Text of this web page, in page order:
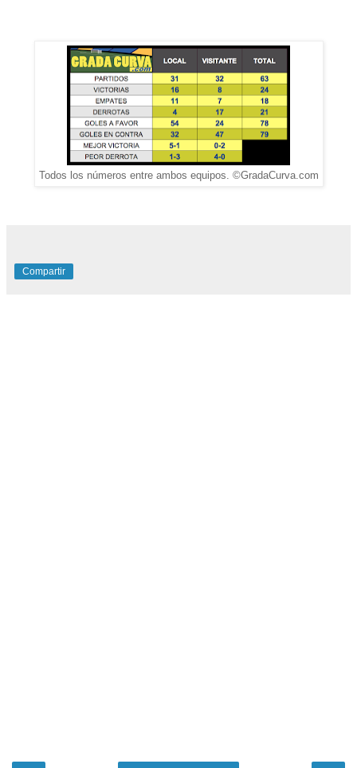
Todos los números entre ambos equipos. ©GradaCurva.com
Compartir